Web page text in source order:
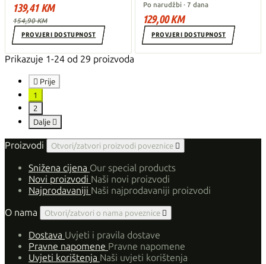
139,41 KM
154,90 KM
PROVJERI DOSTUPNOST
Po narudžbi · 7 dana
129,00 KM
PROVJERI DOSTUPNOST
Prikazuje 1-24 od 29 proizvoda
 Prije
1
2
Dalje 
Proizvodi Otvori/zatvori proizvodi poveznice 
Snižena cijena Our special products
Novi proizvodi Naši novi proizvodi
Najprodavaniji Naši najprodavaniji proizvodi
O nama
Otvori/zatvori o nama poveznice 
Dostava Uvjeti i pravila dostave
Pravne napomene Pravne napomene
Uvjeti korištenja Naši uvjeti korištenja